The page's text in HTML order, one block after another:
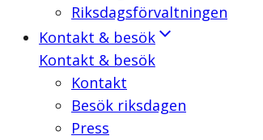
Riksdagsförvaltningen
Kontakt & besök
Kontakt & besök
Kontakt
Besök riksdagen
Press